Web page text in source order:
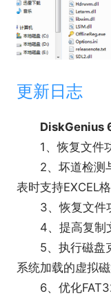
更新日志
DiskGenius
1、恢复文件功
2、坏道检测与
表时支持EXCEL格
3、恢复文件功
4、提高复制文
5、执行磁盘克
系统加载的虚拟
6、优化FAT32